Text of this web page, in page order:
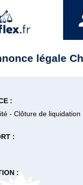
légale
:
- Clôture de liquidation
:
: